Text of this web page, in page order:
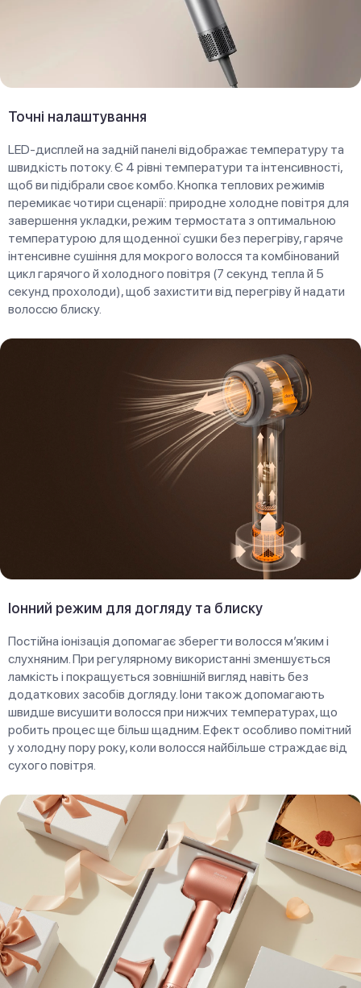
Точні налаштування
LED-дисплей на задній панелі відображає температуру та
швидкість потоку. Є 4 рівні температури та інтенсивності,
щоб ви підібрали своє комбо. Кнопка теплових режимів
перемикає чотири сценарії: природне холодне повітря для
завершення укладки, режим термостата з оптимальною
температурою для щоденної сушки без перегріву, гаряче
інтенсивне сушіння для мокрого волосся та комбінований
цикл гарячого й холодного повітря (7 секунд тепла й 5
секунд прохолоди), щоб захистити від перегріву й надати
волоссю блиску.
Іонний режим для догляду та блиску
Постійна іонізація допомагає зберегти волосся м’яким і
слухняним. При регулярному використанні зменшується
ламкість і покращується зовнішній вигляд навіть без
додаткових засобів догляду. Іони також допомагають
швидше висушити волосся при нижчих температурах, що
робить процес ще більш щадним. Ефект особливо помітний
у холодну пору року, коли волосся найбільше страждає від
сухого повітря.